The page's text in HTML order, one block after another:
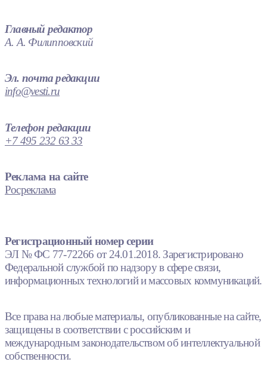
Главный редактор
А. А. Филипповский
Эл. почта редакции
info@vesti.ru
Телефон редакции
+7 495 232 63 33
Реклама на сайте
Росреклама
Регистрационный номер серии
ЭЛ № ФС 77-72266 от 24.01.2018. Зарегистрировано
Федеральной службой по надзору в сфере связи,
информационных технологий и массовых коммуникаций.
Все права на любые материалы, опубликованные на сайте,
защищены в соответствии с российским и
международным законодательством об интеллектуальной
собственности.